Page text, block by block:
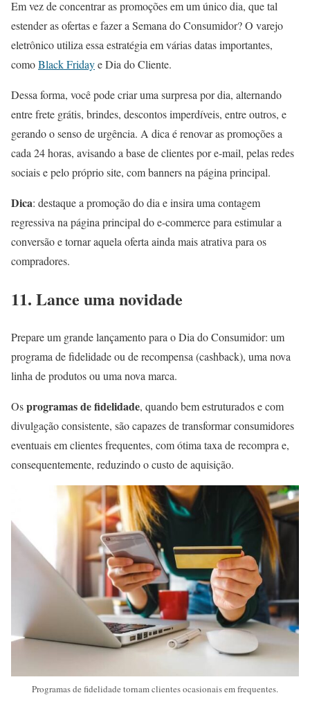
Em vez de concentrar as promoções em um único dia, que tal
estender as ofertas e fazer a Semana do Consumidor? O varejo
eletrônico utiliza essa estratégia em várias datas importantes,
comoBlack Fridaye Dia do Cliente.
Dessa forma, você pode criar uma surpresa por dia, alternando
entre frete grátis, brindes, descontos imperdíveis, entre outros, e
gerando o senso de urgência. A dica é renovar as promoções a
cada 24 horas, avisando a base de clientes por e-mail, pelas redes
sociais e pelo próprio site, com banners na página principal.
Dica: destaque a promoção do dia e insira uma contagem
regressiva na página principal do e-commerce para estimular a
conversão e tornar aquela oferta ainda mais atrativa para os
compradores.
11. Lance uma novidade
Prepare um grande lançamento para o Dia do Consumidor: um
programa de fidelidade ou de recompensa (cashback), uma nova
linha de produtos ou uma nova marca.
Osprogramas de fidelidade, quando bem estruturados e com
divulgação consistente, são capazes de transformar consumidores
eventuais em clientes frequentes, com ótima taxa de recompra e,
consequentemente, reduzindo o custo de aquisição.
Programas de fidelidade tornam clientes ocasionais em frequentes.